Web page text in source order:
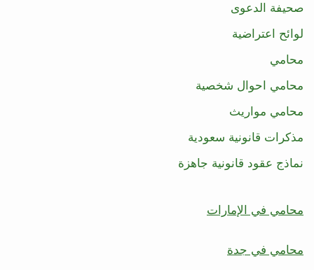
صحيفة الدعوى
لوائح اعتراضية
محامي
محامي احوال شخصية
محامي مواريث
مذكرات قانونية سعودية
نماذج عقود قانونية جاهزة
محامي في الإمارات
محامي في جدة